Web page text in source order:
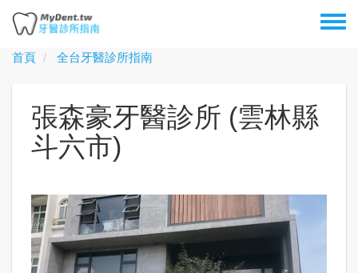
移
主首頁 全台牙醫診所指南
張森豪牙醫診所 (雲林縣
斗六市)